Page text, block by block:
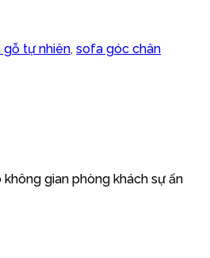
gỗ tự nhiên, sofa góc chân
gian phòng khách sự ấn